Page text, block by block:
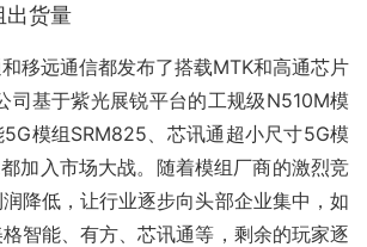
出货量
移远通信都发布了搭载MTK和高通芯片
司基于紫光展锐平台的工规级N510M模
模组SRM825、芯讯通超小尺寸5G模
加入市场大战。随着模组厂商的激烈竞
降低，让行业逐步向头部企业集中，如
智能、有方、芯讯通等，剩余的玩家逐